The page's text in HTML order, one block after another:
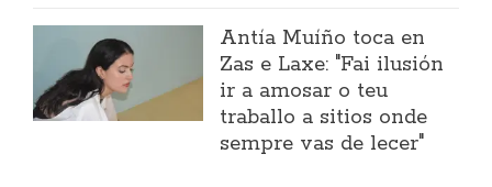
Antía Muíño toca en
Zas e Laxe: "Fai ilusión
ir a amosar o teu
traballo a sitios onde
sempre vas de lecer"